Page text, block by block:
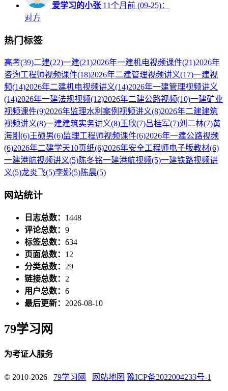
爱学习的小张 11个月前 (09-25)：
对方
热门标签
高考(39)二建(22)一建(21)2026年一建机电视频课件(21)2026年
咨询工程师视频课件(18)2026年二建管理视频讲义(17)一建视
频(14)2026年二建机电视频讲义(14)2026年一建管理视频讲义
(14)2026年一建法规视频(12)2026年二建公路视频(10)一建矿业
视频课件(9)2026年监理水利案例视频讲义(8)2026年二建建筑
视频讲义(8)一建建筑实务讲义(8)王欣(7)吕桂军(7)刘二林(7)黄
海刚 (6)王硕男(6)监理工程师视频课件(6)2026年一建公路视频
(6)2026年二建学天10页纸(6)2026年安全工程师电子版教材(6)
一建港航视频讲义(5)陈冬铭一建港航视频(5)一建铁路视频讲
义(5)龙炎飞(5)李娜(5)陈晨(5)
网站统计
日志总数： 1448
评论总数： 9
标签总数： 634
页面总数： 12
分类总数： 29
链接总数： 2
用户总数： 6
最后更新： 2026-08-10
79学习网
为考证人服务
© 2010-2026 79学习网 网站地图 豫ICP备2022004233号-1